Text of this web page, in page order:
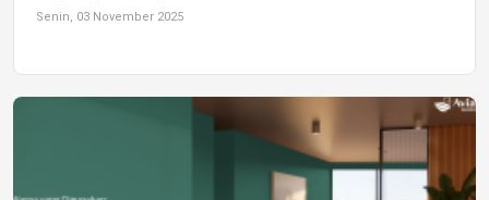
Senin, 03 November 2025